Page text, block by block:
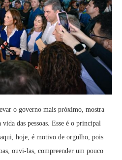
o governo mais próximo, mostra
das pessoas. Esse é o principal
hoje, é motivo de orgulho, pois
ouvi-las, compreender um pouco